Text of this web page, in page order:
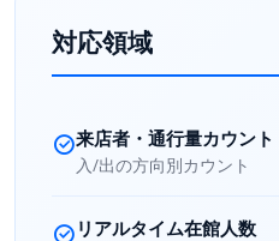
対応領域
来店者・通行量カウント
入/出の方向別カウント
リアルタイム在館人数